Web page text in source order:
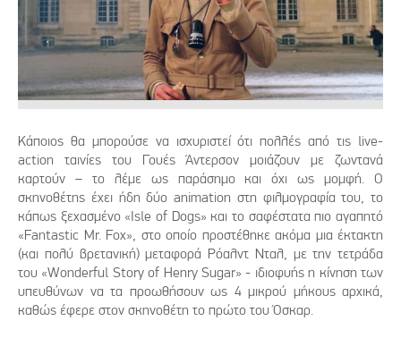
Κάποιος θα μπορούσε να ισχυριστεί ότι πολλές από τις live-
action ταινίες του Γουές Άντερσον μοιάζουν με ζωντανά
καρτούν – το λέμε ως παράσημο και όχι ως μομφή. Ο
σκηνοθέτης έχει ήδη δύο animation στη φιλμογραφία του, το
κάπως ξεχασμένο «Isle of Dogs» και το σαφέστατα πιο αγαπητό
«Fantastic Mr. Fox», στο οποίο προστέθηκε ακόμα μια έκτακτη
(και πολύ βρετανική) μεταφορά Ρόαλντ Νταλ, με την τετράδα
τoυ «Wonderful Story of Henry Sugar» - ιδιοφυής η κίνηση των
υπευθύνων να τα προωθήσουν ως 4 μικρού μήκους αρχικά,
καθώς έφερε στον σκηνοθέτη το πρώτο του Όσκαρ.